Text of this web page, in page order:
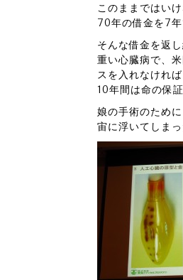
このままではい
70年の借金を7年
そんな借金を返
重い心臓病で、
スを入れなけれ
10年間は命の保
娘の手術のため
宙に浮いてしまっ